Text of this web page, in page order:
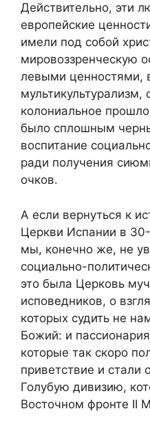
Действительно, эти
европейские
имели под собой
мировоззренческую
левыми ценностями,
мультикультурализм,
колониальное
было сплошным
воспитание
ради получения
очков.
А если вернуться к
Церкви Испании в
мы, конечно же, не
социально-
это была Церковь
исповедников, о
которых судить не
Божий: и
которые так скоро
приветствие и стали
Голубую дивизию,
Восточном фронте II